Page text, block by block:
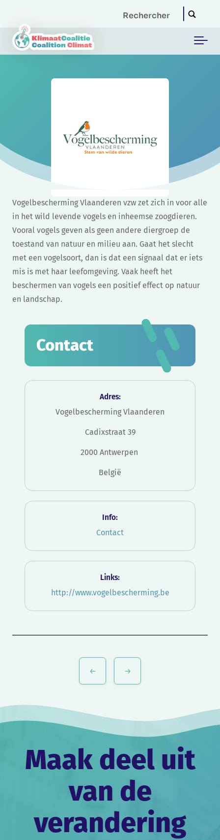
Vogelbescherming Vlaanderen vzw zet zich in voor alle
in het wild levende vogels en inheemse zoogdieren.
Vooral vogels geven als geen andere diergroep de
toestand van natuur en milieu aan. Gaat het slecht
met een vogelsoort, dan is dat een signaal dat er iets
mis is met haar leefomgeving. Vaak heeft het
beschermen van vogels een positief effect op natuur
en landschap.
Contact
Adres:
Vogelbescherming Vlaanderen
Cadixstraat 39
2000 Antwerpen
België
Info:
Contact
Links:
http://www.vogelbescherming.be
Maak deel uit
van de
verandering